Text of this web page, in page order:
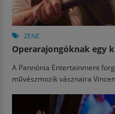
ZENE
Operarajongóknak egy
A Pannónia Entertainment
művészmozik vásznaira